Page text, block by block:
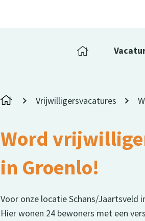
Vrijwilligersvacatures
Word
in Groenlo!
Voor onze locatie Schans/Jaartsveld
Hier wonen 24 bewoners met een